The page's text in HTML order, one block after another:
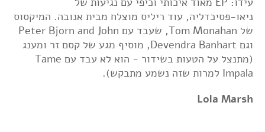
ניאו-פסיכדליה, עוד ריליס מוצלח מבית אנובה. המיקסוס
של Tom Monahan, שעבד עם Peter Bjorn and John
וגם Devendra Banhart, מוסיף מגע של קסם זר ומענג
(מתנצל על הטעות בשידור - הוא לא עבד עם Tame
Impala למרות שזה נשמע מתבקש).
Lola Marsh